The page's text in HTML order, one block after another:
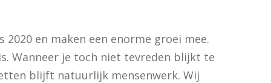
en maken een enorme groei mee.
Wanneer je toch niet tevreden blijkt te
blijft natuurlijk mensenwerk. Wij